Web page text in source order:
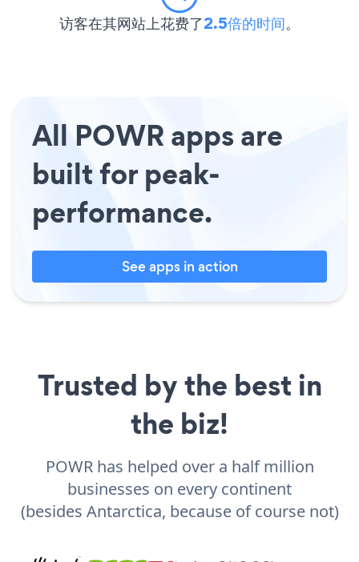
访客在其网站上花费了2.5倍的时间。
All POWR apps are
built for peak-
performance.
See apps in action
Trusted by the best in
the biz!
POWR has helped over a half million
businesses on every continent
(besides Antarctica, because of course not)